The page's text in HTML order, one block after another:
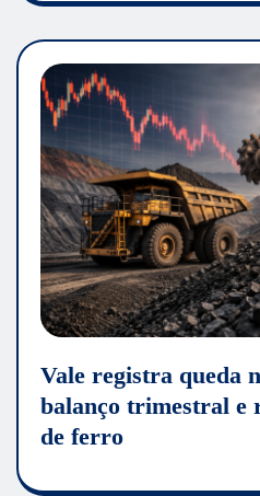
Vale registra queda
balanço trimestral e
de ferro